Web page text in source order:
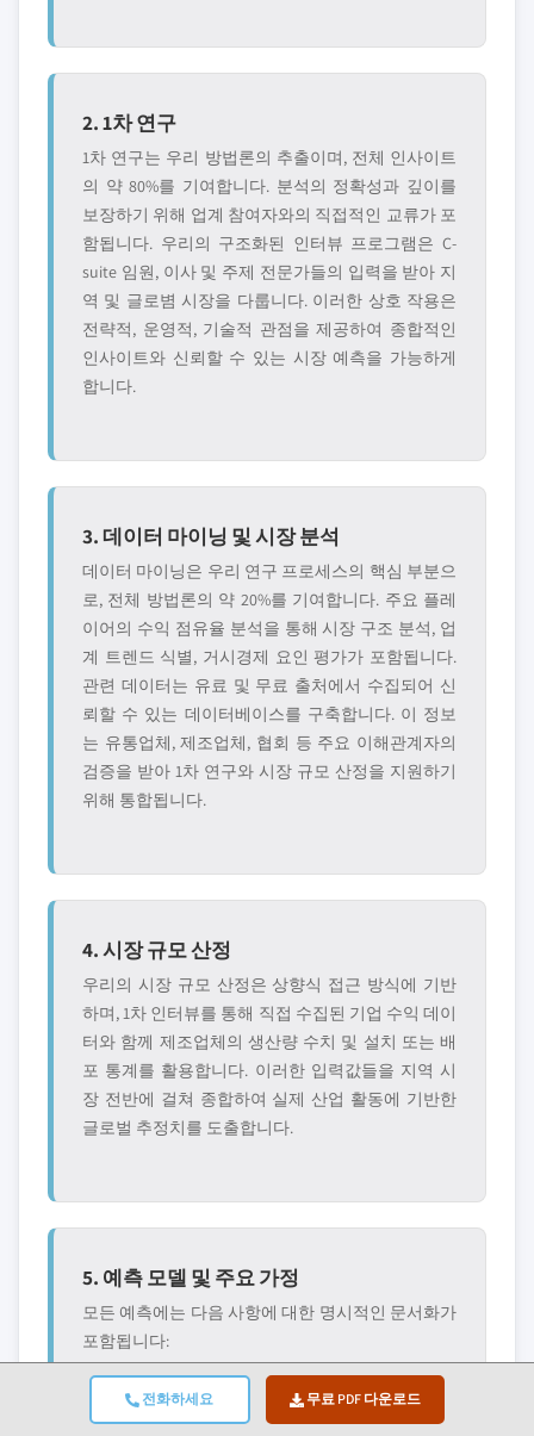
전화하세요 무료 PDF 다운로드
2. 1차 연구
1차 연구는 우리 방법론의 추출이며, 전체 인사이트
의 약 80%를 기여합니다. 분석의 정확성과 깊이를
보장하기 위해 업계 참여자와의 직접적인 교류가 포
함됩니다. 우리의 구조화된 인터뷰 프로그램은 C-
suite 임원, 이사 및 주제 전문가들의 입력을 받아 지
역 및 글로볌 시장을 다룹니다. 이러한 상호 작용은
전략적, 운영적, 기술적 관점을 제공하여 종합적인
인사이트와 신뢰할 수 있는 시장 예측을 가능하게
합니다.
3. 데이터 마이닝 및 시장 분석
데이터 마이닝은 우리 연구 프로세스의 핵심 부분으
로, 전체 방법론의 약 20%를 기여합니다. 주요 플레
이어의 수익 점유율 분석을 통해 시장 구조 분석, 업
계 트렌드 식별, 거시경제 요인 평가가 포함됩니다.
관련 데이터는 유료 및 무료 출처에서 수집되어 신
뢰할 수 있는 데이터베이스를 구축합니다. 이 정보
는 유통업체, 제조업체, 협회 등 주요 이해관계자의
검증을 받아 1차 연구와 시장 규모 산정을 지원하기
위해 통합됩니다.
4. 시장 규모 산정
우리의 시장 규모 산정은 상향식 접근 방식에 기반
하며, 1차 인터뷰를 통해 직접 수집된 기업 수익 데이
터와 함께 제조업체의 생산량 수치 및 설치 또는 배
포 통계를 활용합니다. 이러한 입력값들을 지역 시
장 전반에 걸쳐 종합하여 실제 산업 활동에 기반한
글로벌 추정치를 도출합니다.
5. 예측 모델 및 주요 가정
모든 예측에는 다음 사항에 대한 명시적인 문서화가
포함됩니다:
✓ 핵심 성장 원동력 및 가
정된 영향
✓ 저해 요인 및 완화 시나
리오